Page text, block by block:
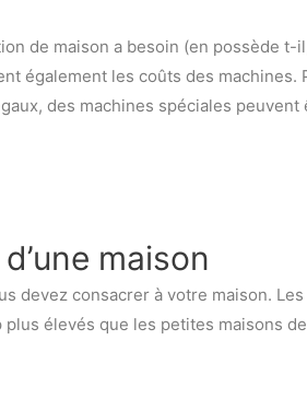
de maison a besoin (en possède t-
également les coûts des machines.
des machines spéciales peuvent
maison
devez consacrer à votre maison. Les
élevés que les petites maisons de